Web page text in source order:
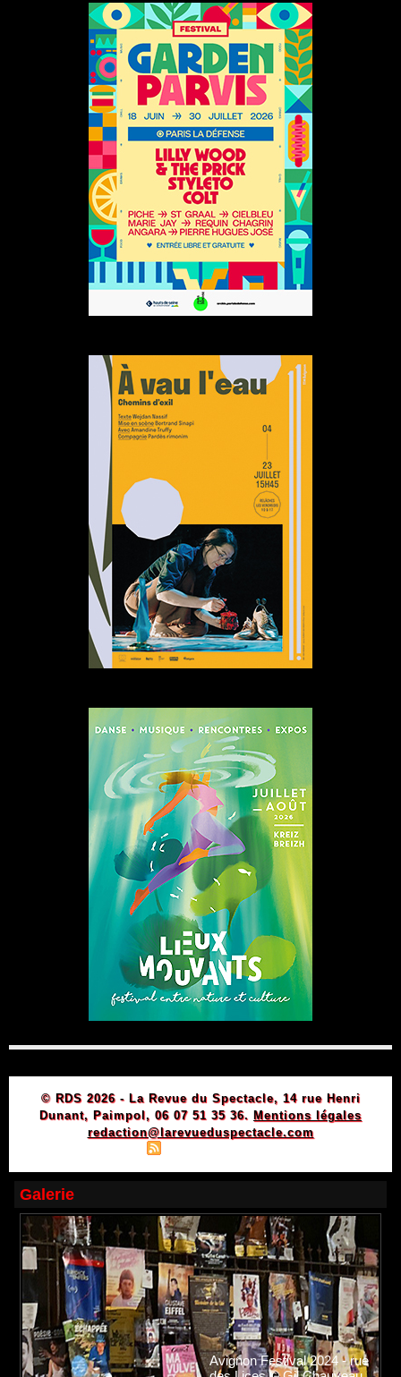
© RDS 2026 - La Revue du Spectacle, 14 rue Henri
Dunant, Paimpol, 06 07 51 35 36. Mentions légales
redaction@larevueduspectacle.com
Galerie
Avignon Festival 2024 - rue